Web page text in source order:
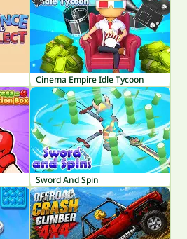
Cinema Empire Idle Tycoon
Sword And Spin